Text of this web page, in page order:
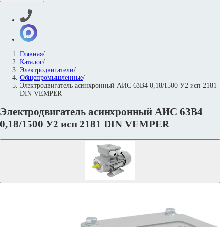
Главная/
Каталог/
Электродвигатели/
Общепромышленные/
Электродвигатель асинхронный АИС 63В4 0,18/1500 У2 исп 2181
DIN VEMPER
Электродвигатель асинхронный АИС 63В4
0,18/1500 У2 исп 2181 DIN VEMPER